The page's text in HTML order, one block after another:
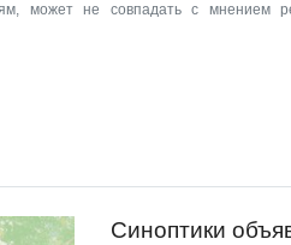
может не совпадать с мнением
Синоптики